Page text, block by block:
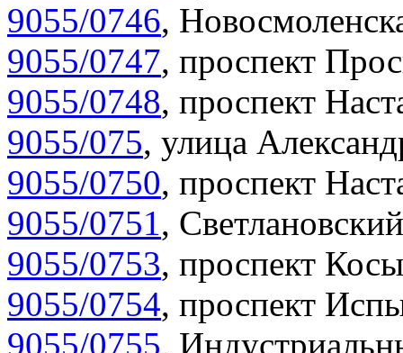
9055/0746,
9055/0747, проспект
9055/0748, проспект
9055/075, улица
9055/0750, проспект
9055/0751,
9055/0753, проспект
9055/0754, проспект
9055/0755,